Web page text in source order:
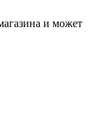
и может